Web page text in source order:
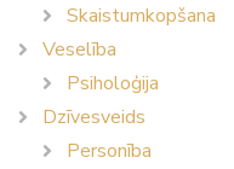
Skaistumkopšana
Veselība
Psiholoģija
Dzīvesveids
Personība